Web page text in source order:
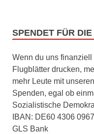
SPENDET FÜR
Wenn du uns
Flugblätter drucken,
mehr Leute mit
Spenden, egal ob
Sozialistische
IBAN: DE60 4306
GLS Bank